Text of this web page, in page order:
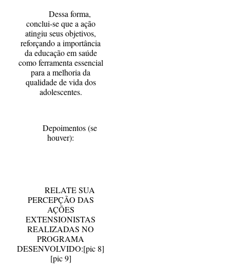
Dessa forma,
conclui-se que a ação
atingiu seus objetivos,
reforçando a importância
da educação em saúde
como ferramenta essencial
para a melhoria da
qualidade de vida dos
adolescentes.
Depoimentos (se
houver):
RELATE SUA
PERCEPÇÃO DAS
AÇÕES
EXTENSIONISTAS
REALIZADAS NO
PROGRAMA
DESENVOLVIDO:[pic 8]
[pic 9]